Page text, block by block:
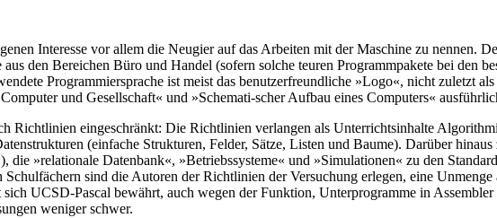
Interesse vor allem die Neugier auf das Arbeiten mit der Maschine zu nennen.
den Bereichen Büro und Handel (sofern solche teuren Programmpakete bei den
Programmiersprache ist meist das benutzerfreundliche »Logo«, nicht zuletzt
und Gesellschaft« und »Schemati-scher Aufbau eines Computers«
Richtlinien eingeschränkt: Die Richtlinien verlangen als Unterrichtsinhalte
(einfache Strukturen, Felder, Sätze, Listen und Baume). Darüber
»relationale Datenbank«, »Betriebssysteme« und »Simulationen« zu den
sind die Autoren der Richtlinien der Versuchung erlegen, eine
UCSD-Pascal bewährt, auch wegen der Funktion, Unterprogramme in
weniger schwer.